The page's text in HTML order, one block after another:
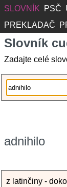
SLOVNÍK PSČ
PREKLADAČ
Slovník
Zadajte celé
adnihilo
z latinčiny -